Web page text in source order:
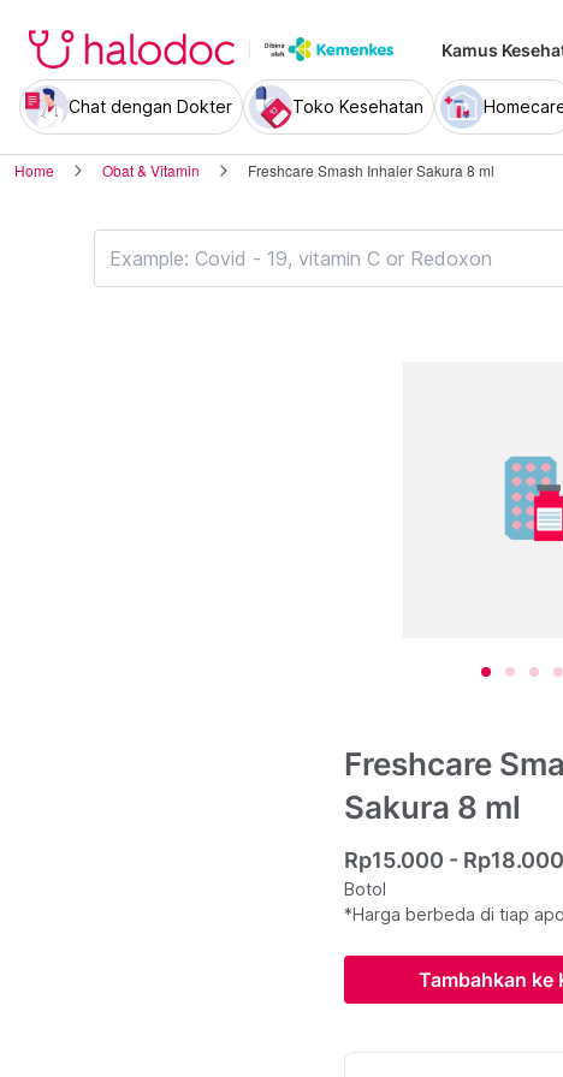
Kamus
Chat dengan Dokter Toko Kesehatan
Home Obat & Vitamin Freshcare Smash Inhaler Sakura 8 ml
Freshcare
Sakura 8 ml
Rp15.000 - Rp18.000
Botol
*Harga berbeda di tiap
Tambahkan ke